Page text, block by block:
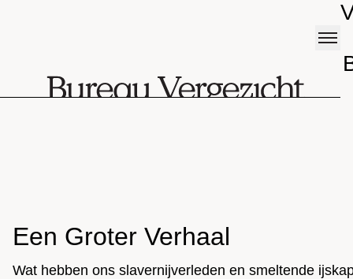
Een Groter Verhaal
Wat hebben ons slavernijverleden en smeltende